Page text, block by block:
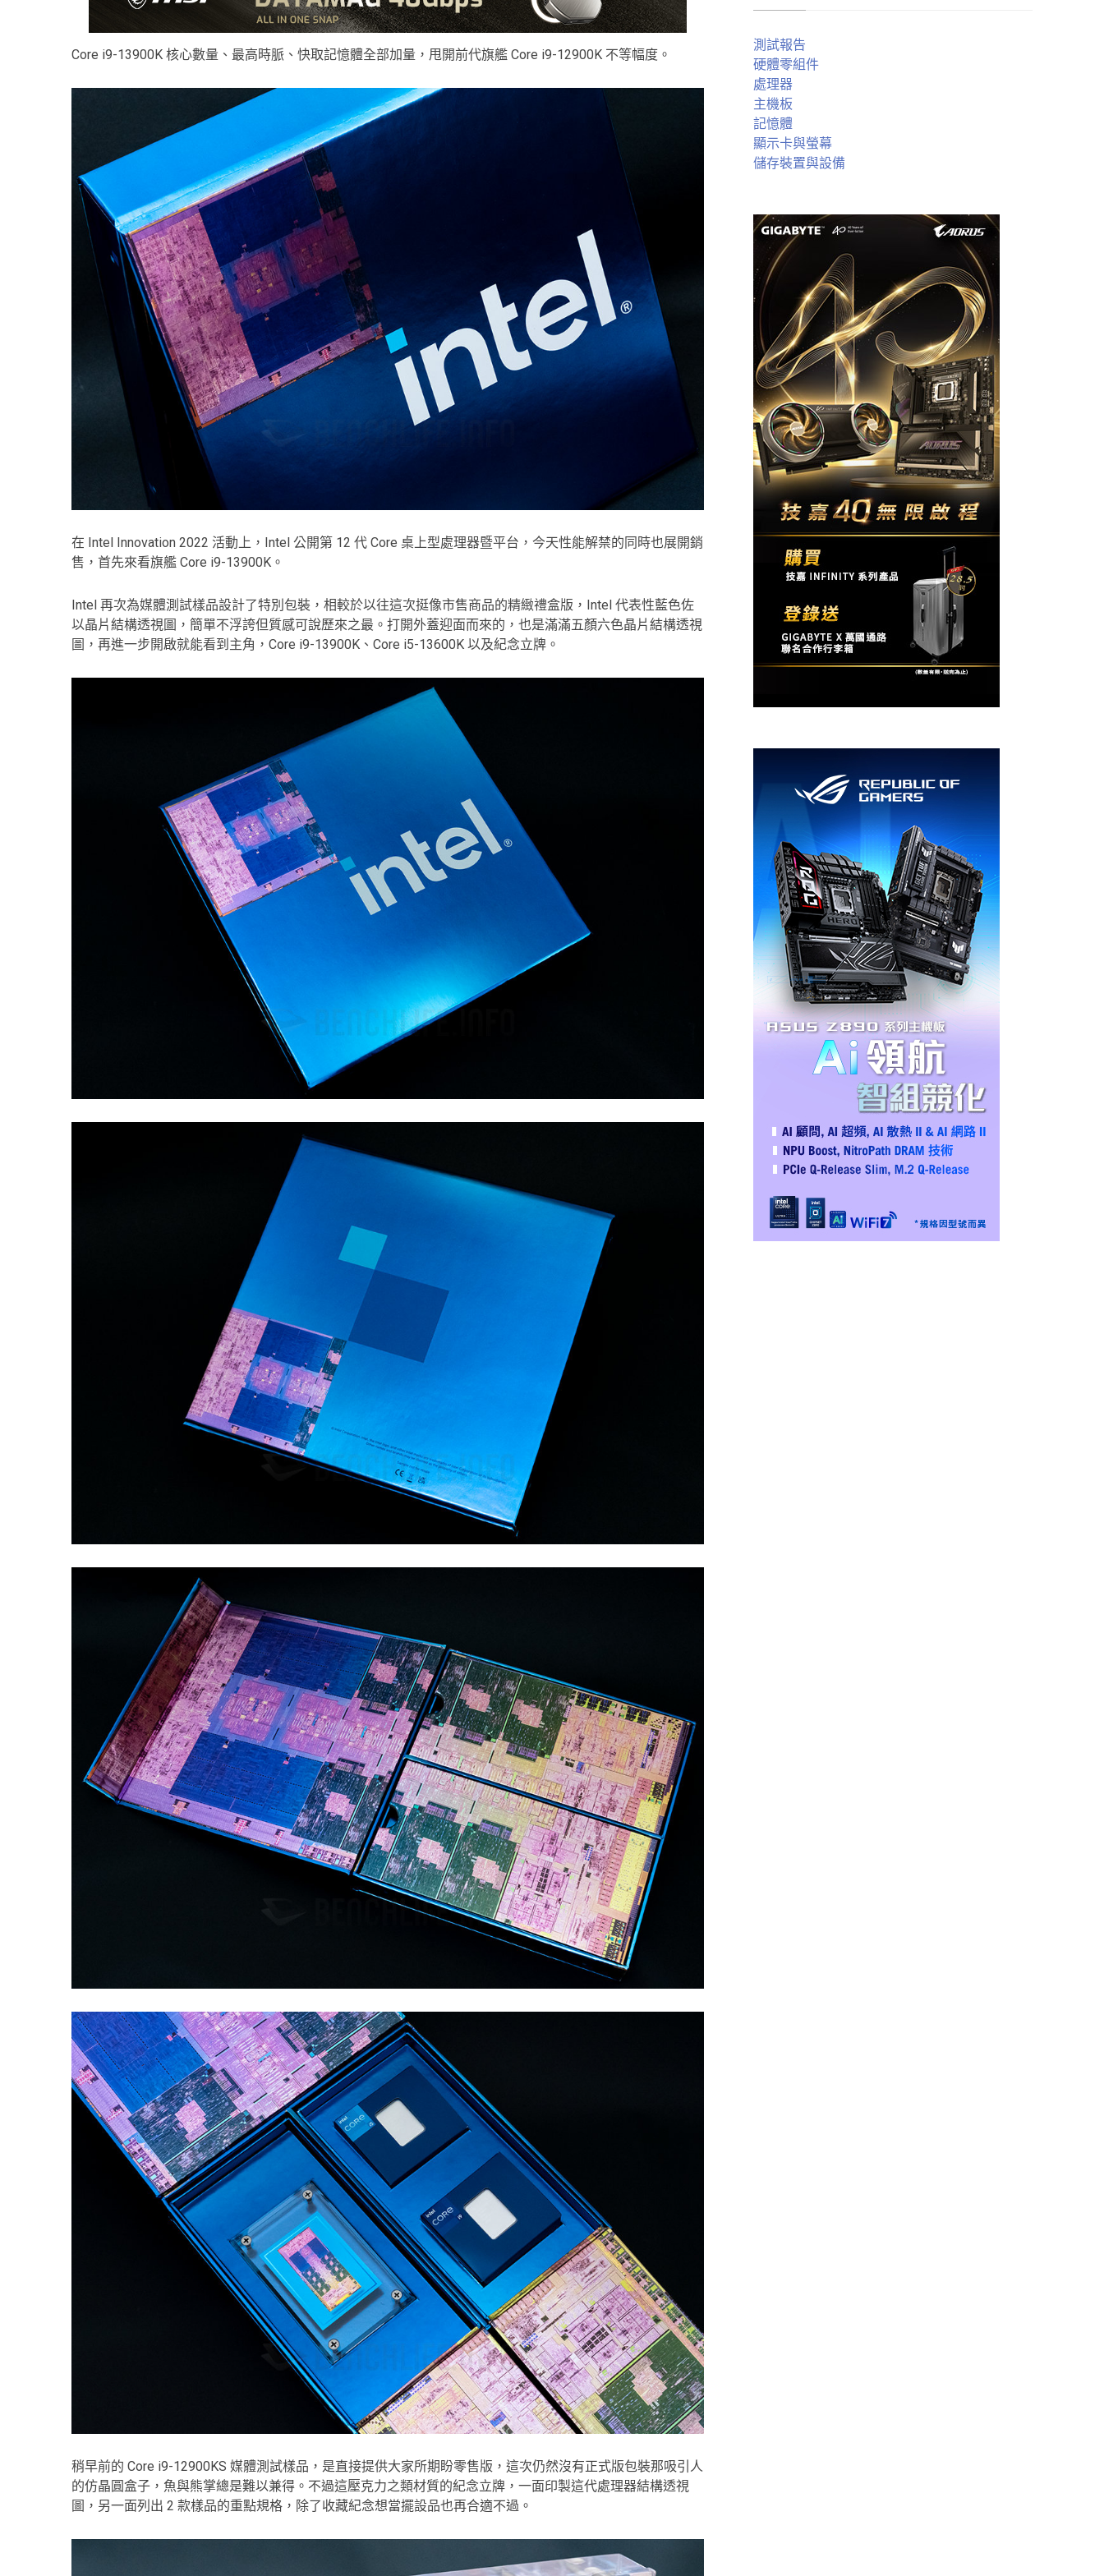
Core i9-13900K 核心數量、最高時脈、快取記憶體全部加量，甩開前代旗艦 Core i9-12900K 不等幅度。
在 Intel Innovation 2022 活動上，Intel 公開第 12 代 Core 桌上型處理器暨平台，今天性能解禁的同時也展開銷
售，首先來看旗艦 Core i9-13900K。
Intel 再次為媒體測試樣品設計了特別包裝，相較於以往這次挺像市售商品的精緻禮盒版，Intel 代表性藍色佐
以晶片結構透視圖，簡單不浮誇但質感可說歷來之最。打開外蓋迎面而來的，也是滿滿五顏六色晶片結構透視
圖，再進一步開啟就能看到主角，Core i9-13900K、Core i5-13600K 以及紀念立牌。
稍早前的 Core i9-12900KS 媒體測試樣品，是直接提供大家所期盼零售版，這次仍然沒有正式版包裝那吸引人
的仿晶圓盒子，魚與熊掌總是難以兼得。不過這壓克力之類材質的紀念立牌，一面印製這代處理器結構透視
圖，另一面列出 2 款樣品的重點規格，除了收藏紀念想當擺設品也再合適不過。
測試報告
硬體零組件
處理器
主機板
記憶體
顯示卡與螢幕
儲存裝置與設備